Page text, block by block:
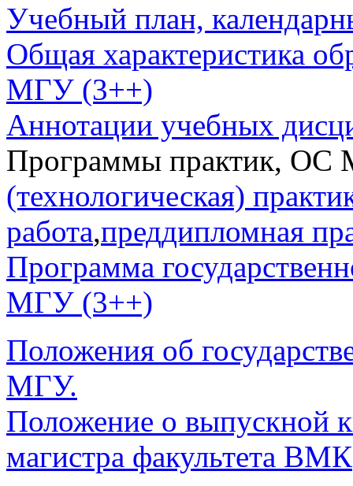
Учебный план,
Общая характеристика
МГУ (3++)
Аннотации учебных
Программы практик,
(технологическая)
работа,преддипломная
Программа
МГУ (3++)
Положения об
МГУ.
Положение о выпускной
магистра факультета ВМК